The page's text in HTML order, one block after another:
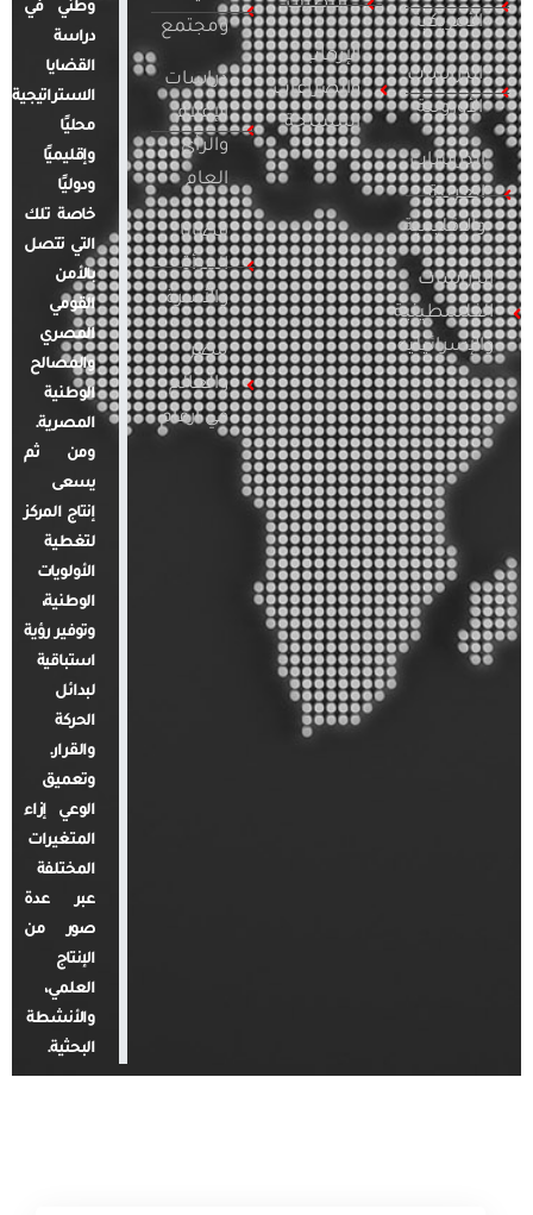
الأمريكية
الدراسات
الأوروبية
الدراسات
العربية
والإقليمية
الدراسات
الفلسطينية
والإسرائيلية
التطرف
الإرهاب
والصراعات
المسلحة
ومجتمع
دراسات
الإعلام
والرأي
العام
قضايا
المرأة
والأسرة
مصر
والعالم
في أرقام
وطني في
دراسة
القضايا
الاستراتيجية
محليًا
وإقليميًا
ودوليًا
خاصة تلك
التي تتصل
بالأمن
القومي
المصري
والمصالح
الوطنية
المصرية.
ومن ثم
يسعى
إنتاج المركز
لتغطية
الأولويات
الوطنية،
وتوفير رؤية
استباقية
لبدائل
الحركة
والقرار.
وتعميق
الوعي إزاء
المتغيرات
المختلفة
عبر عدة
صور من
الإنتاج
العلمي،
والأنشطة
البحثية.